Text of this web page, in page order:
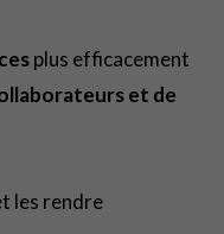
plus efficacement
et de
les rendre